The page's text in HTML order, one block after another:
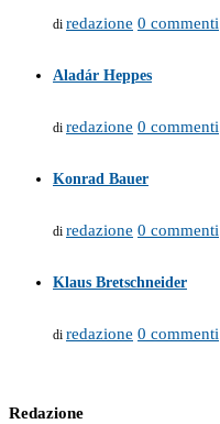
di redazione 0 commenti
Aladár Heppes
di redazione 0 commenti
Konrad Bauer
di redazione 0 commenti
Klaus Bretschneider
di redazione 0 commenti
Redazione